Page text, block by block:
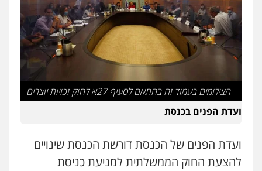
0544218336
משרד עורכי דין חן ברוך
פלילי דיני תעבורה מעצרים וחקירות
עו"ד קארין לגטיוי
0507446995
הצילומים בעמוד זה בהתאם לסעיף 27א לחוק זכויות יוצרים
ועדת הפנים בכנסת
ועדת הפנים של הכנסת דורשת הכנסת שינויים
להצעת החוק הממשלתית למניעת כניסת